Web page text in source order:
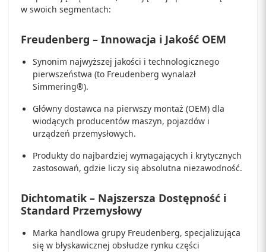
w swoich segmentach:
Freudenberg – Innowacja i Jakość OEM
Synonim najwyższej jakości i technologicznego
pierwszeństwa (to Freudenberg wynalazł
Simmering®).
Główny dostawca na pierwszy montaż (OEM) dla
wiodących producentów maszyn, pojazdów i
urządzeń przemysłowych.
Produkty do najbardziej wymagających i krytycznych
zastosowań, gdzie liczy się absolutna niezawodność.
Dichtomatik – Najszersza Dostępność i
Standard Przemysłowy
Marka handlowa grupy Freudenberg, specjalizująca
się w błyskawicznej obsłudze rynku części